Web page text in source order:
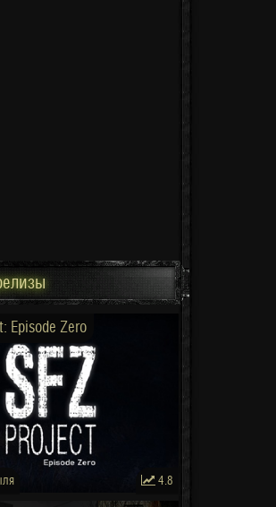
Episode Zero
4.8